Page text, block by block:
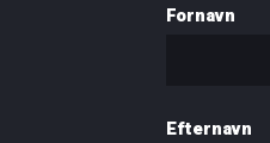
Fornavn
Efternavn